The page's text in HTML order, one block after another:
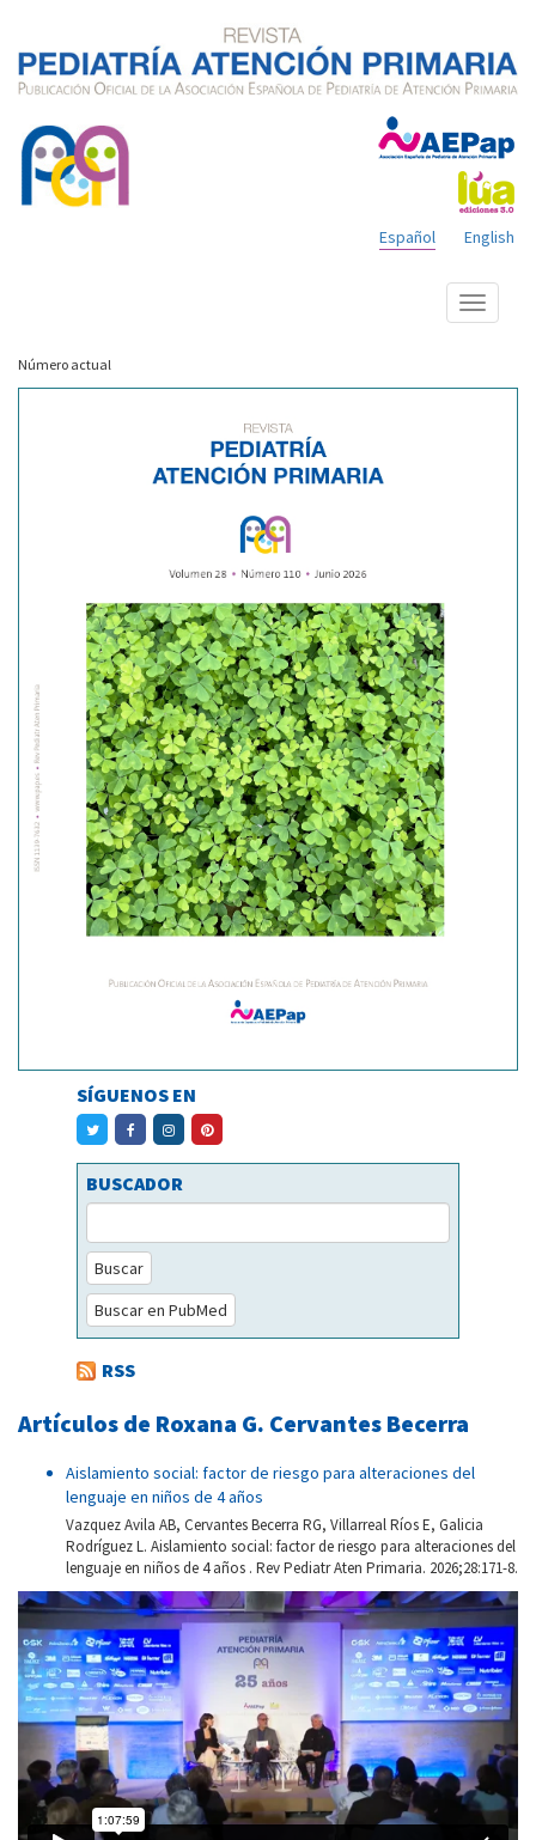
English
Español
Mostrar
menú
Número actual
SÍGUENOS EN
BUSCADOR
Buscar
Buscar en PubMed
RSS
Artículos de Roxana G. Cervantes Becerra
Aislamiento social: factor de riesgo para alteraciones del
lenguaje en niños de 4 años
Vazquez Avila AB, Cervantes Becerra RG, Villarreal Ríos E, Galicia
Rodríguez L. Aislamiento social: factor de riesgo para alteraciones del
lenguaje en niños de 4 años . Rev Pediatr Aten Primaria. 2026;28:171-8.